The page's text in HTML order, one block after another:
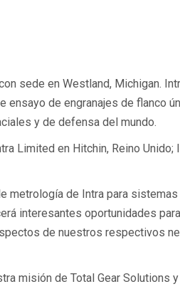
sede en Westland, Michigan.
ensayo de engranajes de flanco
y de defensa del mundo.
Limited en Hitchin, Reino Unido;
metrología de Intra para
interesantes oportunidades
de nuestros respectivos
misión de Total Gear Solutions